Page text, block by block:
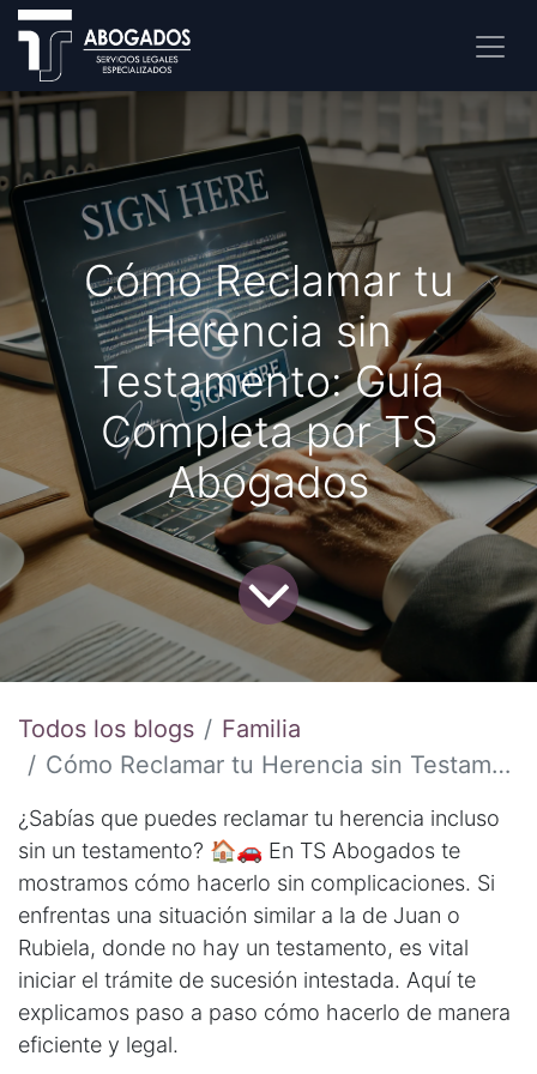
Cómo Reclamar tu
Herencia sin
Testamento: Guía
Completa por TS
Abogados
Todos los blogs
Familia
Cómo Reclamar tu Herencia sin Testamento: Guía Completa por TS Abogados
¿Sabías que puedes reclamar tu herencia incluso
sin un testamento? 🏠🚗 En TS Abogados te
mostramos cómo hacerlo sin complicaciones. Si
enfrentas una situación similar a la de Juan o
Rubiela, donde no hay un testamento, es vital
iniciar el trámite de sucesión intestada. Aquí te
explicamos paso a paso cómo hacerlo de manera
eficiente y legal.